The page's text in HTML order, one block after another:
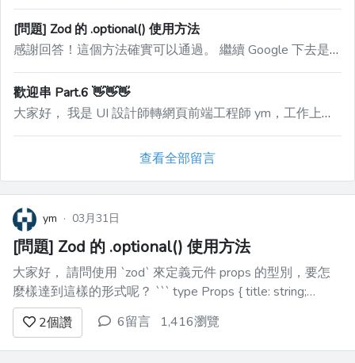
[問題] Zod 的 .optional() 使用方法
感謝回答！這個方法確實可以通過。 繼續 Google 下去是發現 TypeScript 設定了 ``` { "compilerOptions": { "strictNullChecks": true } } ``` 就不能用 ``` type Props { description?: string; } ``` 的方法 我自己的解決方法是使用元件時，用不到的 props，得明確指出是 `undefined`： ``` <Component title="標題字串" description={undefined} /> ```
歡迎串 Part.6 👋👋👋
大家好， 我是 UI 設計師轉網頁前端工程師 ym，工作上使用 React，目前算接近中階 而自己做的小工具或部落格喜歡用非主流的東西，例如：Solid.js、Astro，最近在試玩 Qwik 想要尋找討論程式的地方。 相關專案、部落格請看：https://read.cv/ymcheung
查看全部留言
ym · 03月31日
[問題] Zod 的 .optional() 使用方法
大家好， 請問使用 `zod` 來定義元件 props 的型別，要怎
麼樣達到這樣的形式呢？ ``` type Props { title: string;
description?: string; } ``` 我想要做的是：description 不一定
要傳入元...
2個讚 6留言 1,416瀏覽